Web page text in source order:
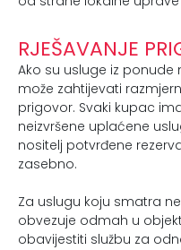
RJEŠAVANJE
Ako su usluge iz ponude
može zahtijevati
prigovor. Svaki kupac
neizvršene uplaćene
nositelj potvrđene
zasebno.
Za uslugu koju smatra
obvezuje odmah u
obavijestiti službu za